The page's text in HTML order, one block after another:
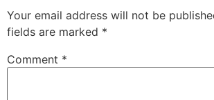
Your email address will not be
fields are marked *
Comment *